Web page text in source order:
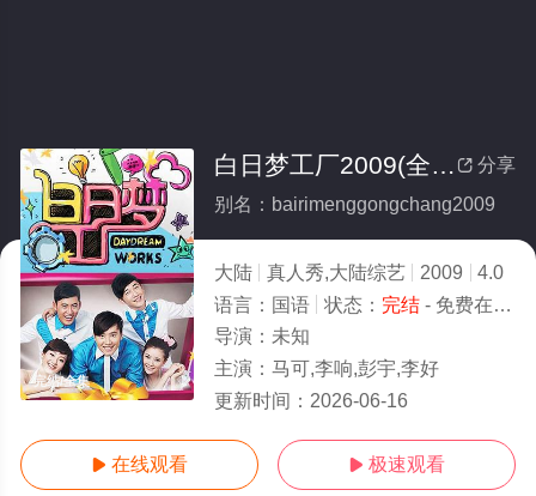
完结/全集
 分享
白日梦工厂2009(全集)
别名：bairimenggongchang2009
大陆 真人秀,大陆综艺 2009
4.0
语言： 国语 状态： 完结- 免费在线观看
导演： 未知
主演： 马可,李响,彭宇,李好
更新时间： 2026-06-16
 在线观看  极速观看